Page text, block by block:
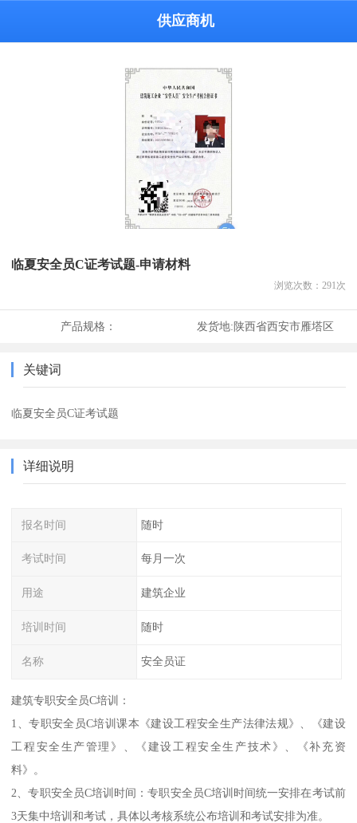
供应商机
临夏安全员C证考试题-申请材料
浏览次数： 291 次
产品规格： 发货地:陕西省西安市雁塔区
关键词
临夏安全员C证考试题
详细说明
报名时间 随时
考试时间 每月一次
用途 建筑企业
培训时间 随时
名称 安全员证
建筑专职安全员C培训：
1、专职安全员C培训课本《建设工程安全生产法律法规》、《建设
工程安全生产管理》、《建设工程安全生产技术》、《补充资
料》。
2、专职安全员C培训时间：专职安全员C培训时间统一安排在考试前
3天集中培训和考试，具体以考核系统公布培训和考试安排为准。